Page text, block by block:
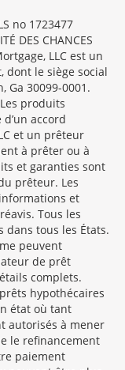
no 1723477
DES CHANCES
LLC est un
dont le siège social
Ga 30099-0001.
produits
accord
et un prêteur
à prêter ou à
et garanties sont
prêteur. Les
et
Tous les
tous les États.
peuvent
de prêt
complets.
hypothécaires
état où tant
autorisés à mener
le refinancement
paiement